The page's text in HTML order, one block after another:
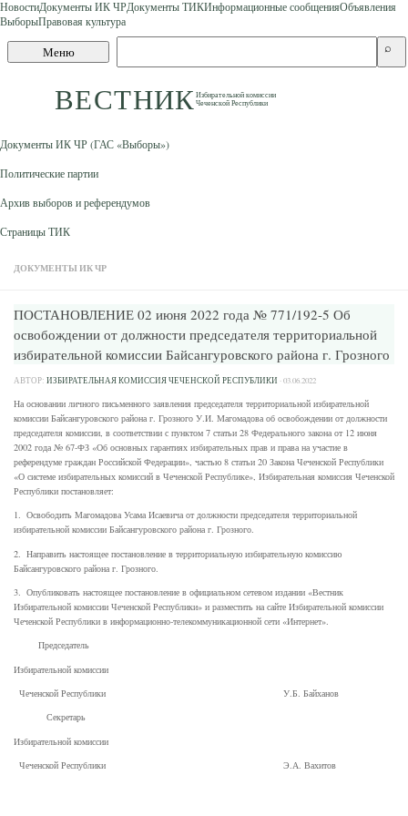
Skip to content
НовостиДокументы ИК ЧРДокументы ТИКИнформационные сообщенияОбъявления
ВыборыПравовая культура
Меню
ВЕСТНИКИзбирательной комиссии
Чеченской Республики
сайту
⌕
Документы ИК ЧР (ГАС «Выборы»)
Политические партии
Архив выборов и референдумов
Страницы ТИК
ДОКУМЕНТЫ ИК ЧР
ПОСТАНОВЛЕНИЕ 02 июня 2022 года № 771/192-5 Об
освобождении от должности председателя территориальной
избирательной комиссии Байсангуровского района г. Грозного
АВТОР: ИЗБИРАТЕЛЬНАЯ КОМИССИЯ ЧЕЧЕНСКОЙ РЕСПУБЛИКИ ·03.06.2022
На основании личного письменного заявления председателя территориальной избирательной
комиссии Байсангуровского района г. Грозного У.И. Магомадова об освобождении от должности
председателя комиссии, в соответствии с пунктом 7 статьи 28 Федерального закона от 12 июня
2002 года № 67-ФЗ «Об основных гарантиях избирательных прав и права на участие в
референдуме граждан Российской Федерации», частью 8 статьи 20 Закона Чеченской Республики
«О системе избирательных комиссий в Чеченской Республике», Избирательная комиссия Чеченской
Республики постановляет:
1. Освободить Магомадова Усама Исаевича от должности председателя территориальной
избирательной комиссии Байсангуровского района г. Грозного.
2. Направить настоящее постановление в территориальную избирательную комиссию
Байсангуровского района г. Грозного.
3. Опубликовать настоящее постановление в официальном сетевом издании «Вестник
Избирательной комиссии Чеченской Республики» и разместить на сайте Избирательной комиссии
Чеченской Республики в информационно-телекоммуникационной сети «Интернет».
Председатель
Избирательной комиссии
Чеченской Республики У.Б. Байханов
Секретарь
Избирательной комиссии
Чеченской Республики Э.А. Вахитов